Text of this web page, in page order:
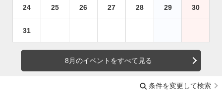
24 25 26 27 28 29 30
31
8月のイベントをすべて見る
条件を変更して検索